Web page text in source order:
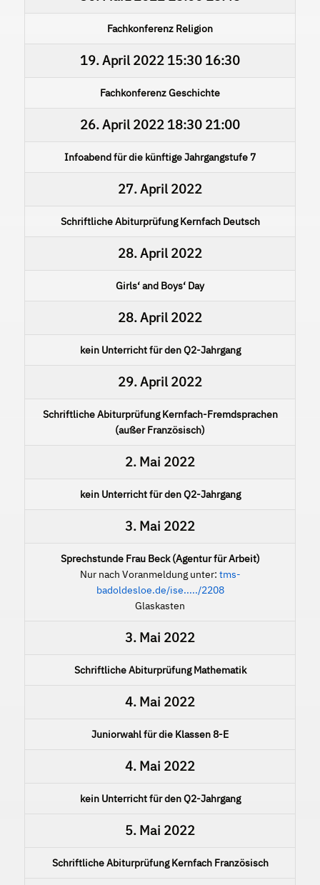
Fachkonferenz Religion
19. April 2022 15:30 16:30
Fachkonferenz Geschichte
26. April 2022 18:30 21:00
Infoabend für die künftige Jahrgangstufe 7
27. April 2022
Schriftliche Abiturprüfung Kernfach Deutsch
28. April 2022
Girls‘ and Boys‘ Day
28. April 2022
kein Unterricht für den Q2-Jahrgang
29. April 2022
Schriftliche Abiturprüfung Kernfach-Fremdsprachen
(außer Französisch)
2. Mai 2022
kein Unterricht für den Q2-Jahrgang
3. Mai 2022
Sprechstunde Frau Beck (Agentur für Arbeit)
Nur nach Voranmeldung unter: tms-
badoldesloe.de/ise...../2208
Glaskasten
3. Mai 2022
Schriftliche Abiturprüfung Mathematik
4. Mai 2022
Juniorwahl für die Klassen 8-E
4. Mai 2022
kein Unterricht für den Q2-Jahrgang
5. Mai 2022
Schriftliche Abiturprüfung Kernfach Französisch